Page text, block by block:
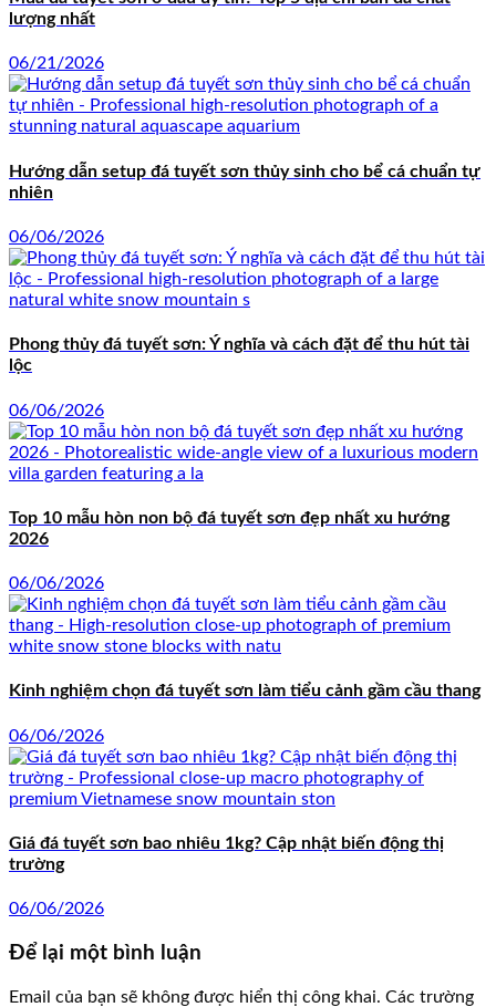
lượng nhất
06/21/2026
Hướng dẫn setup đá tuyết sơn thủy sinh cho bể cá chuẩn tự
nhiên
06/06/2026
Phong thủy đá tuyết sơn: Ý nghĩa và cách đặt để thu hút tài
lộc
06/06/2026
Top 10 mẫu hòn non bộ đá tuyết sơn đẹp nhất xu hướng
2026
06/06/2026
Kinh nghiệm chọn đá tuyết sơn làm tiểu cảnh gầm cầu thang
06/06/2026
Giá đá tuyết sơn bao nhiêu 1kg? Cập nhật biến động thị
trường
06/06/2026
Để lại một bình luận
Email của bạn sẽ không được hiển thị công khai. Các trường